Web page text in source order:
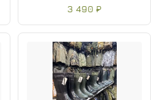
3 490 ₽